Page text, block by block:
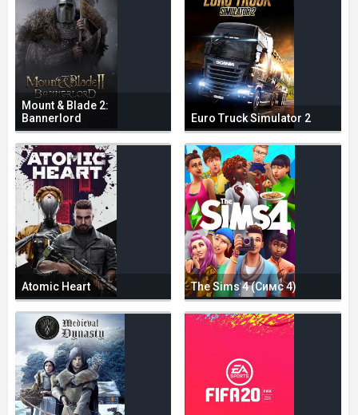
Mount & Blade 2:
Bannerlord
Euro Truck Simulator 2
Atomic Heart The Sims 4 (Симс 4)